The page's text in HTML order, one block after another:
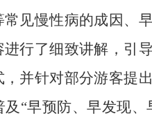
见慢性病的成因、
行了细致讲解，引
并针对部分游客提
“早预防、早发现、